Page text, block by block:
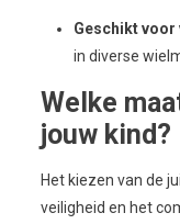
Geschikt
in diverse
Welke
jouw kind?
Het kiezen van de
veiligheid en het